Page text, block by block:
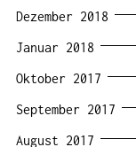
Dezember 2018
Januar 2018
Oktober 2017
September 2017
August 2017